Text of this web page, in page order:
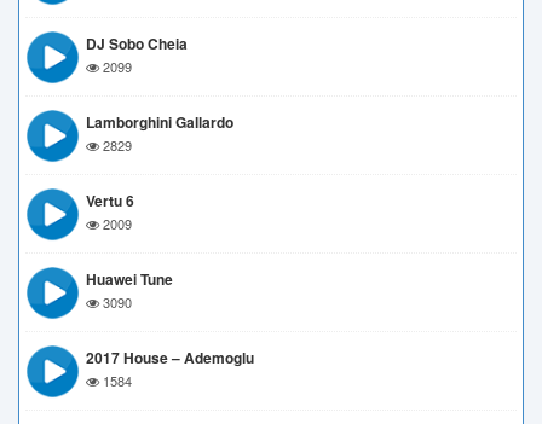
DJ Sobo Cheia
2099
Lamborghini Gallardo
2829
Vertu 6
2009
Huawei Tune
3090
2017 House – Ademoglu
1584